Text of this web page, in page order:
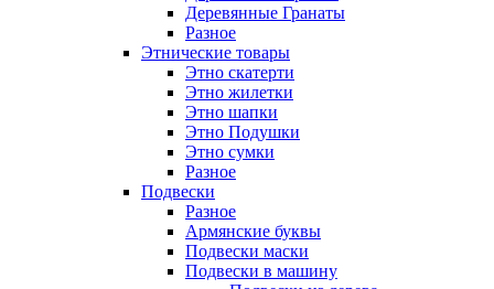
Деревянные Гранаты
Разное
Этнические товары
Этно скатерти
Этно жилетки
Этно шапки
Этно Подушки
Этно сумки
Разное
Подвески
Разное
Армянские буквы
Подвески маски
Подвески в машину